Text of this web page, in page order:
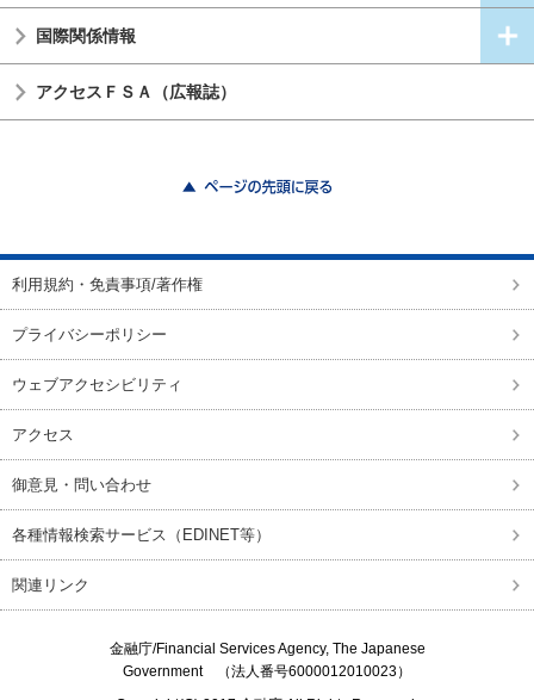
国際関係情報
アクセスＦＳＡ（広報誌）
利用規約・免責事項/著作権
プライバシーポリシー
ウェブアクセシビリティ
アクセス
御意見・問い合わせ
各種情報検索サービス（EDINET等）
関連リンク
金融庁/Financial Services Agency, The Japanese
Government（法人番号6000012010023）